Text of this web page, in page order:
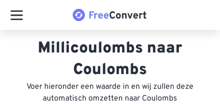
Millicoulombs naar
Coulombs
Voer hieronder een waarde in en wij zullen deze
automatisch omzetten naar Coulombs